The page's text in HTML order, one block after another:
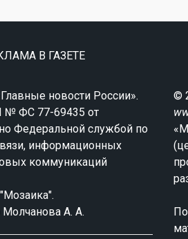
В ГАЗЕТЕ
новости России».
№ ФС 77-69435 от
Федеральной службой по
информационных
коммуникаций
А. А.
©